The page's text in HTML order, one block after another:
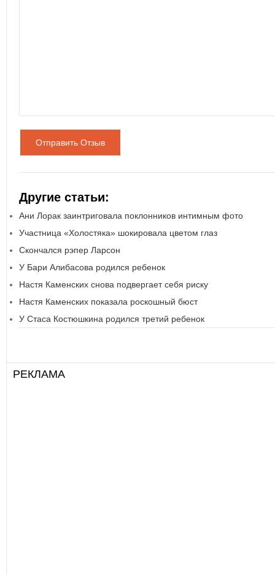
Отправить Отзыв
Другие статьи:
Ани Лорак заинтриговала поклонников интимным фото
Участница «Холостяка» шокировала цветом глаз
Скончался рэпер Ларсон
У Бари Алибасова родился ребенок
Настя Каменских снова подвергает себя риску
Настя Каменских показала роскошный бюст
У Стаса Костюшкина родился третий ребенок
РЕКЛАМА